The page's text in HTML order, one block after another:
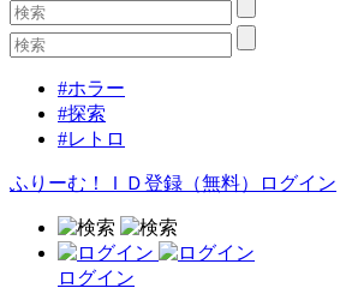
#ホラー
#探索
#レトロ
ふりーむ！ＩＤ登録（無料） ログイン
ログイン